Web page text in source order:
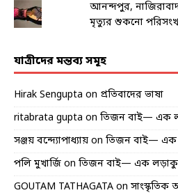
আনন্দপুর,
মৃত্যুর শুকনো
যাত্রীদের মন্তব্য সমূহ
Hirak Sengupta on প্রতিবাদের ভাষা
ritabrata gupta on তিজন বাই— এক
সঞ্জয় বন্দ্যোপাধ্যায় on তিজন বাই— এক
পলি মুখার্জি on তিজন বাই— এক লড়াকু
GOUTAM TATHAGATA on সাংস্কৃতিক